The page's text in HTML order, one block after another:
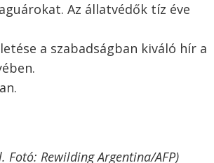
Az állatvédők tíz éve
a szabadságban kiváló hír a
Rewilding Argentina/AFP)